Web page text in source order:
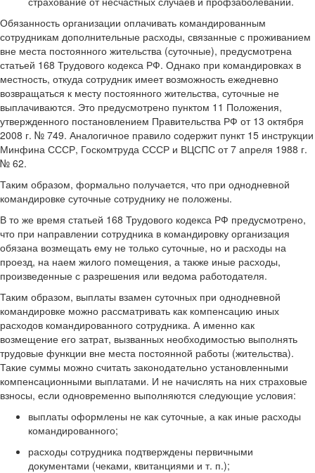
Обязанность организации оплачивать командированным
сотрудникам дополнительные расходы, связанные с проживанием
вне места постоянного жительства (суточные), предусмотрена
статьей 168 Трудового кодекса РФ. Однако при командировках в
местность, откуда сотрудник имеет возможность ежедневно
возвращаться к месту постоянного жительства, суточные не
выплачиваются. Это предусмотрено пунктом 11 Положения,
утвержденного постановлением Правительства РФ от 13 октября
2008 г. № 749. Аналогичное правило содержит пункт 15 инструкции
Минфина СССР, Госкомтруда СССР и ВЦСПС от 7 апреля 1988 г.
№ 62.
Таким образом, формально получается, что при однодневной
командировке суточные сотруднику не положены.
В то же время статьей 168 Трудового кодекса РФ предусмотрено,
что при направлении сотрудника в командировку организация
обязана возмещать ему не только суточные, но и расходы на
проезд, на наем жилого помещения, а также иные расходы,
произведенные с разрешения или ведома работодателя.
Таким образом, выплаты взамен суточных при однодневной
командировке можно рассматривать как компенсацию иных
расходов командированного сотрудника. А именно как
возмещение его затрат, вызванных необходимостью выполнять
трудовые функции вне места постоянной работы (жительства).
Такие суммы можно считать законодательно установленными
компенсационными выплатами. И не начислять на них страховые
взносы, если одновременно выполняются следующие условия:
выплаты оформлены не как суточные, а как иные расходы
командированного;
расходы сотрудника подтверждены первичными
документами (чеками, квитанциями и т. п.);